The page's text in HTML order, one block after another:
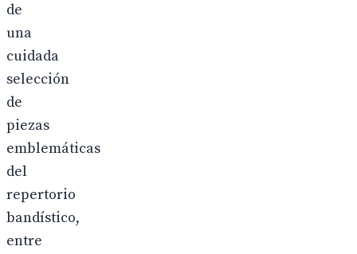
de
una
cuidada
selección
de
piezas
emblemáticas
del
repertorio
bandístico,
entre